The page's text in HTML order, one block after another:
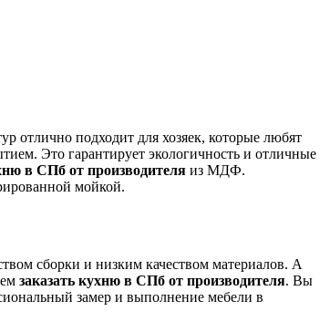
отлично подходит для хозяек, которые любят
Это гарантирует экологичность и отличные
в СПб от производителя из МДФ.
мойкой.
сборки и низким качеством материалов. А
заказать кухню в СПб от производителя. Вы
замер и выполнение мебели в